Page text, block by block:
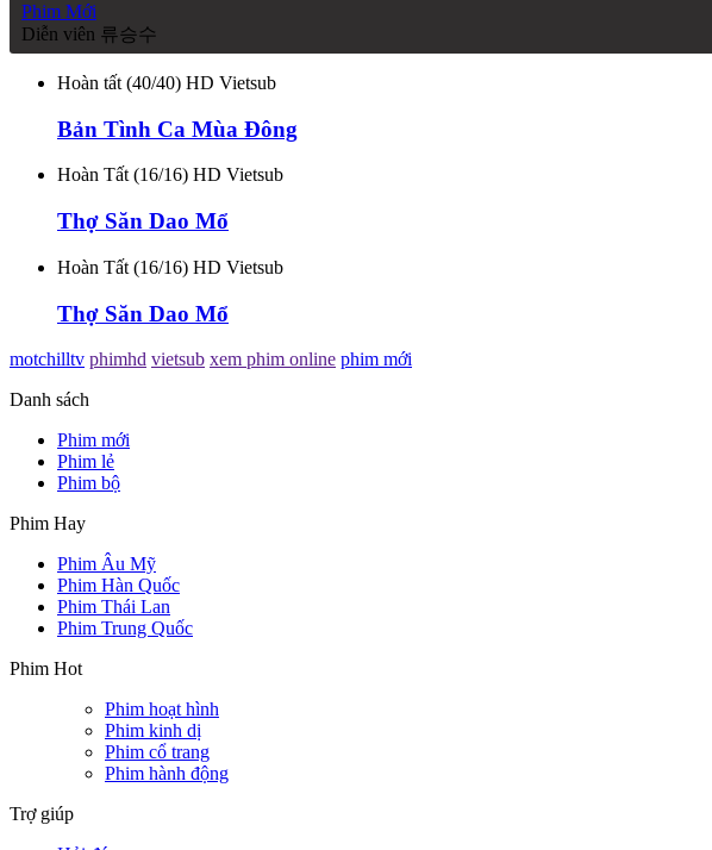
Phim Mới
Diễn viên 류승수
Hoàn tất (40/40) HD Vietsub
Bản Tình Ca Mùa Đông
Hoàn Tất (16/16) HD Vietsub
Thợ Săn Dao Mổ
Hoàn Tất (16/16) HD Vietsub
Thợ Săn Dao Mổ
motchilltv phimhd vietsub xem phim online phim mới
Danh sách
Phim mới
Phim lẻ
Phim bộ
Phim Hay
Phim Âu Mỹ
Phim Hàn Quốc
Phim Thái Lan
Phim Trung Quốc
Phim Hot
Phim hoạt hình
Phim kinh dị
Phim cổ trang
Phim hành động
Trợ giúp